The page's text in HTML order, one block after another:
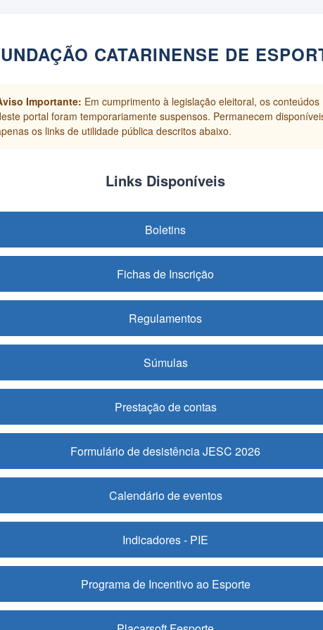
CATARINENSE DE
Importante: Em cumprimento à legislação eleitoral, os conteúdos
portal foram temporariamente suspensos. Permanecem
os links de utilidade pública descritos abaixo.
Links Disponíveis
Boletins
Fichas de Inscrição
Regulamentos
Súmulas
Prestação de contas
Formulário de desistência JESC 2026
Calendário de eventos
Indicadores - PIE
Programa de Incentivo ao Esporte